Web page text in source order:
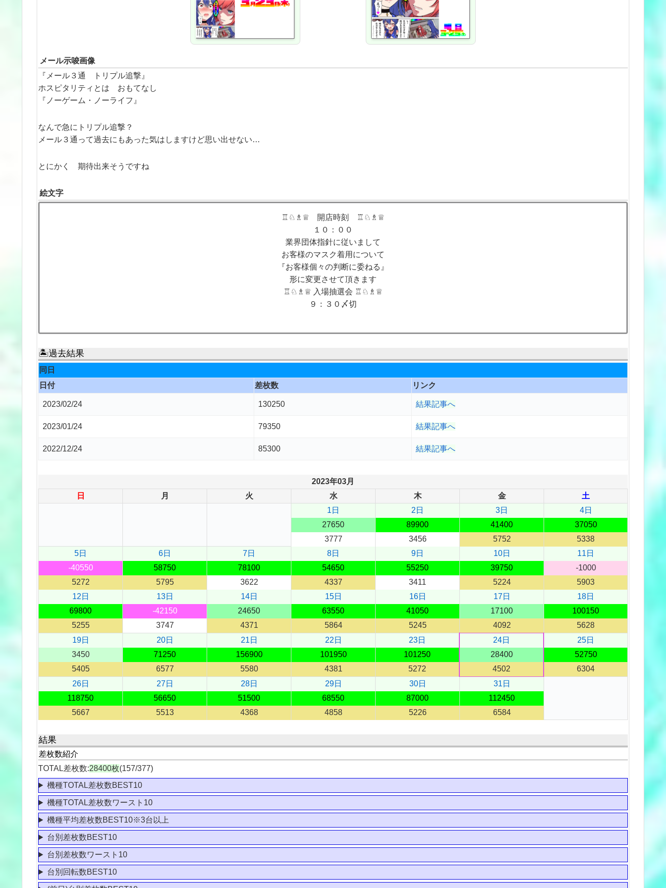
メール示唆画像
『メール３通 トリプル追撃』
ホスピタリティとは おもてなし
『ノーゲーム・ノーライフ』
なんで急にトリプル追撃？
メール３通って過去にもあった気はしますけど思い出せない…
とにかく 期待出来そうですね
絵文字
♖♘♗♕ 開店時刻 ♖♘♗♕
１０：００
業界団体指針に従いまして
お客様のマスク着用について
『お客様個々の判断に委ねる』
形に変更させて頂きます
♖♘♗♕ 入場抽選会 ♖♘♗♕
９：３０〆切
🏝過去結果
同日
日付
差枚数 リンク
2023/02/24 130250 結果記事へ
2023/01/24 79350 結果記事へ
2022/12/24 85300 結果記事へ
2023年03月
日
月 火 水 木 金
土
1日
27650
3777
2日
89900
3456
3日
41400
5752
4日
37050
5338
5日
-40550
5272
6日
58750
5795
7日
78100
3622
8日
54650
4337
9日
55250
3411
10日
39750
5224
11日
-1000
5903
12日
69800
5255
13日
-42150
3747
14日
24650
4371
15日
63550
5864
16日
41050
5245
17日
17100
4092
18日
100150
5628
19日
3450
5405
20日
71250
6577
21日
156900
5580
22日
101950
4381
23日
101250
5272
24日
28400
4502
25日
52750
6304
26日
118750
5667
27日
56650
5513
28日
51500
4368
29日
68550
4858
30日
87000
5226
31日
112450
6584
結果
差枚数紹介
TOTAL差枚数:28400枚(157/377)
機種TOTAL差枚数BEST10
機種TOTAL差枚数ワースト10
機種平均差枚数BEST10※3台以上
台別差枚数BEST10
台別差枚数ワースト10
台別回転数BEST10